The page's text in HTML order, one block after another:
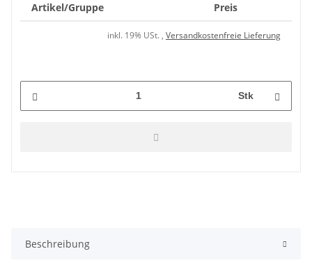
Artikel/Gruppe Preis
inkl. 19% USt. , Versandkostenfreie Lieferung
Stk
Beschreibung